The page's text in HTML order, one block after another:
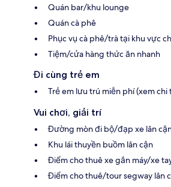
Quán bar/khu lounge
Quán cà phê
Phục vụ cà phê/trà tại khu vực
Tiệm/cửa hàng thức ăn nhanh
Đi cùng trẻ em
Trẻ em lưu trú miễn phí (xem chi
Vui chơi, giải trí
Đường mòn đi bộ/đạp xe lân
Khu lái thuyền buồm lân cận
Điểm cho thuê xe gắn máy/xe
Điểm cho thuê/tour segway lân